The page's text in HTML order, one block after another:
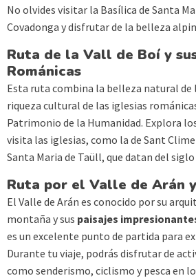
No olvides visitar la Basílica de Santa
Covadonga y disfrutar de la belleza
Ruta de la Vall de Boí y
Románicas
Esta ruta combina la belleza natural de
riqueza cultural de las iglesias
Patrimonio de la Humanidad. Explora
visita las iglesias, como la de Sant
Santa Maria de Taüll, que datan del siglo
Ruta por el Valle de Arán
El Valle de Arán es conocido por su
montaña y sus paisajes
es un excelente punto de partida para
Durante tu viaje, podrás disfrutar de
como senderismo, ciclismo y pesca en